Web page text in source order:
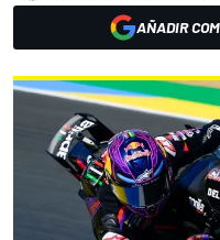
AÑADIR